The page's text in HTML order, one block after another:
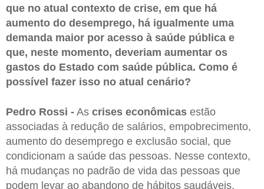
que no atual contexto de crise, em que há
aumento do desemprego, há igualmente uma
demanda maior por acesso à saúde pública e
que, neste momento, deveriam aumentar os
gastos do Estado com saúde pública. Como é
possível fazer isso no atual cenário?
Pedro Rossi - As crises econômicas estão
associadas à redução de salários, empobrecimento,
aumento do desemprego e exclusão social, que
condicionam a saúde das pessoas. Nesse contexto,
há mudanças no padrão de vida das pessoas que
podem levar ao abandono de hábitos saudáveis,